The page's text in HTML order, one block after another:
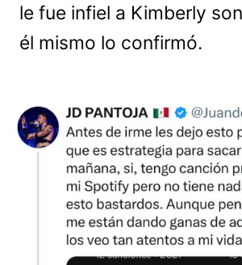
le fue infiel a Kimberly
él mismo lo confirmó.